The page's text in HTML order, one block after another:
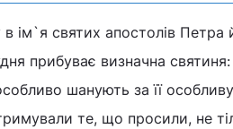
ім`я святих апостолів
прибуває визначна
шанують за її
те, що просили, не